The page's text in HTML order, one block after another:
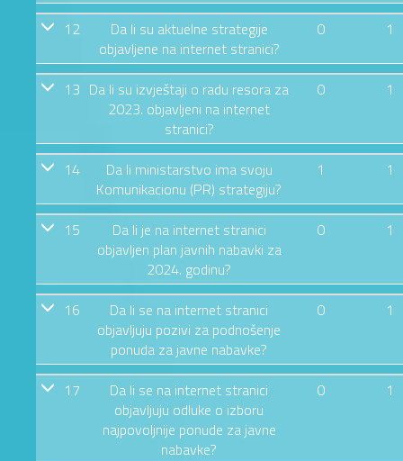
12
Da li su aktuelne strategije
objavljene na internet stranici?
0 1
13 Da li su izvještaji o radu resora za
2023. objavljeni na internet
stranici?
0 1
14
Da li ministarstvo ima svoju
Komunikacionu (PR) strategiju?
1 1
15
Da li je na internet stranici
objavljen plan javnih nabavki za
2024. godinu?
0 1
16
Da li se na internet stranici
objavljuju pozivi za podnošenje
ponuda za javne nabavke?
0 1
17
Da li se na internet stranici
objavljuju odluke o izboru
najpovoljnije ponude za javne
nabavke?
0 1